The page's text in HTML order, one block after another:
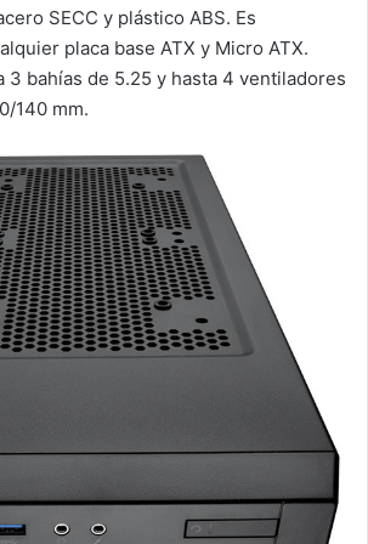
SECC y plástico ABS. Es
placa base ATX y Micro ATX.
3 bahías de 5.25 y hasta 4 ventiladores
140 mm.